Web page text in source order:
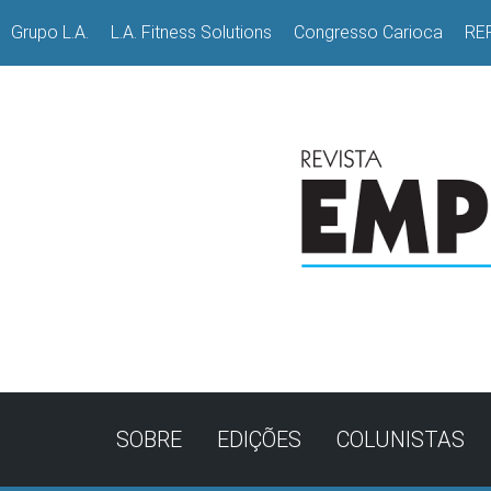
Grupo L.A. L.A. Fitness Solutions Congresso Carioca
SOBRE EDIÇÕES COLUNISTAS